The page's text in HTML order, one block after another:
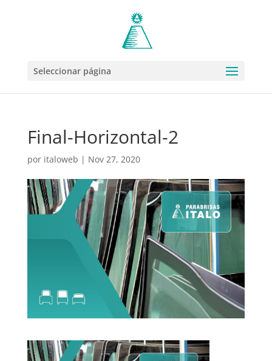
Seleccionar página
Final-Horizontal-2
por italoweb | Nov 27, 2020